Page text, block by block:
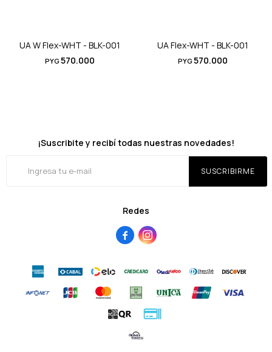
UA W Flex-WHT - BLK-001
PYG570.000
UA Flex-WHT - BLK-001
PYG570.000
Redes
 
¡Suscribite y recibí todas nuestras novedades!
SUSCRIBIRME